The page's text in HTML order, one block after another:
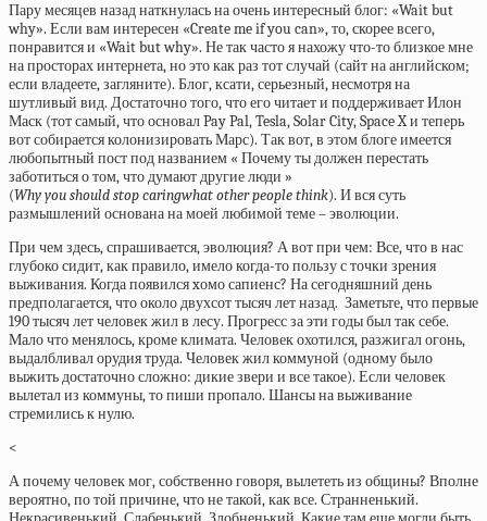
Пару месяцев назад наткнулась на очень интересный блог: «Wait but
why». Если вам интересен «Create me if you can», то, скорее всего,
понравится и «Wait but why». Не так часто я нахожу что-то близкое мне
на просторах интернета, но это как раз тот случай (сайт на английском;
если владеете, загляните). Блог, ксати, серьезный, несмотря на
шутливый вид. Достаточно того, что его читает и поддерживает Илон
Маск (тот самый, что основал Pay Pal, Tesla, Solar City, Space X и теперь
вот собирается колонизировать Марс). Так вот, в этом блоге имеется
любопытный пост под названием « Почему ты должен перестать
заботиться о том, что думают другие люди »
(Whyyoushouldstopcaringwhatotherpeoplethink). И вся суть
размышлений основана на моей любимой теме – эволюции.
При чем здесь, спрашивается, эволюция? А вот при чем: Все, что в нас
глубоко сидит, как правило, имело когда-то пользу с точки зрения
выживания. Когда появился xомо сапиенс? На сегодняшний день
предполагается, что около двухсот тысяч лет назад. Заметьте, что первые
190 тысяч лет человек жил в лесу. Прогресс за эти годы был так себе.
Мало что менялось, кроме климата. Человек охотился, разжигал огонь,
выдалбливал орудия труда. Человек жил коммуной (одному было
выжить достаточно сложно: дикие звери и все такое). Если человек
вылетал из коммуны, то пиши пропало. Шансы на выживание
стремились к нулю.
<
А почему человек мог, собственно говоря, вылететь из общины? Вполне
вероятно, по той причине, что не такой, как все. Странненький.